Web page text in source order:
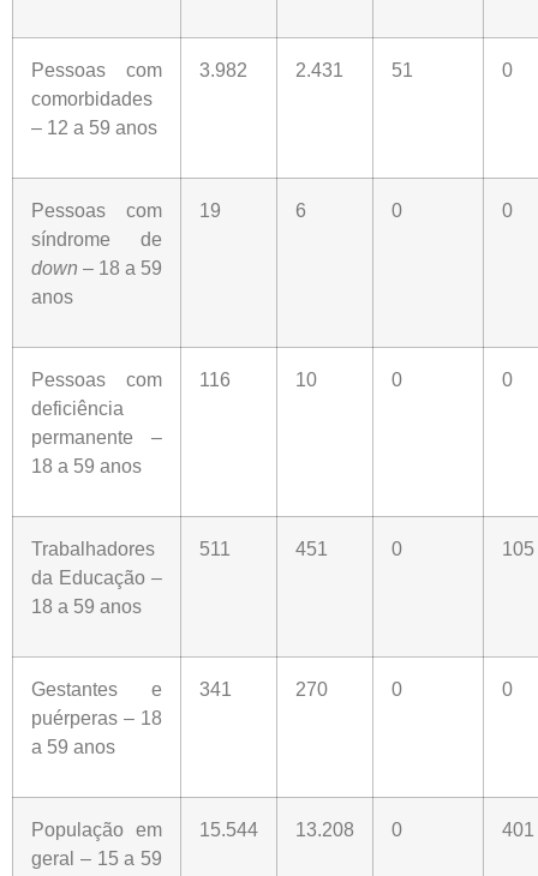
Pessoas com
comorbidades
– 12 a 59 anos
3.982 2.431 51 0
Pessoas com
síndrome de
down – 18 a 59
anos
19 6 0 0
Pessoas com
deficiência
permanente –
18 a 59 anos
116 10 0 0
Trabalhadores
da Educação –
18 a 59 anos
511 451 0 105
Gestantes e
puérperas – 18
a 59 anos
341 270 0 0
População em
geral – 15 a 59
15.544 13.208 0 401